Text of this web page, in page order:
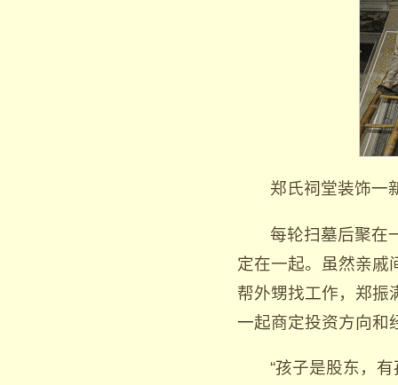
郑氏祠堂装饰一
每轮扫墓后聚在
定在一起。虽然亲戚
帮外甥找工作，郑振
一起商定投资方向和
“孩子是股东，